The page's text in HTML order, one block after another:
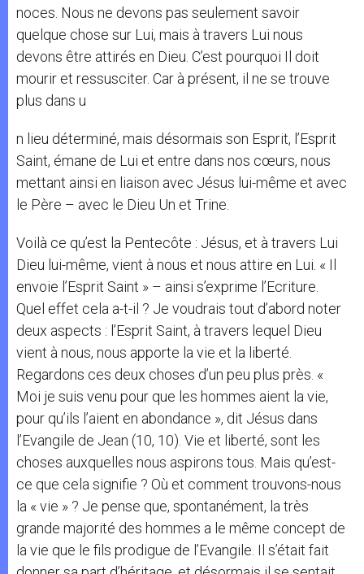
noces. Nous ne devons pas seulement savoir
quelque chose sur Lui, mais à travers Lui nous
devons être attirés en Dieu. C’est pourquoi Il doit
mourir et ressusciter. Car à présent, il ne se trouve
plus dans u
n lieu déterminé, mais désormais son Esprit, l’Esprit
Saint, émane de Lui et entre dans nos cœurs, nous
mettant ainsi en liaison avec Jésus lui-même et avec
le Père – avec le Dieu Un et Trine.
Voilà ce qu’est la Pentecôte : Jésus, et à travers Lui
Dieu lui-même, vient à nous et nous attire en Lui. « Il
envoie l’Esprit Saint » – ainsi s’exprime l’Ecriture.
Quel effet cela a-t-il ? Je voudrais tout d’abord noter
deux aspects : l’Esprit Saint, à travers lequel Dieu
vient à nous, nous apporte la vie et la liberté.
Regardons ces deux choses d’un peu plus près. «
Moi je suis venu pour que les hommes aient la vie,
pour qu’ils l’aient en abondance », dit Jésus dans
l’Evangile de Jean (10, 10). Vie et liberté, sont les
choses auxquelles nous aspirons tous. Mais qu’est-
ce que cela signifie ? Où et comment trouvons-nous
la « vie » ? Je pense que, spontanément, la très
grande majorité des hommes a le même concept de
la vie que le fils prodigue de l’Evangile. Il s’était fait